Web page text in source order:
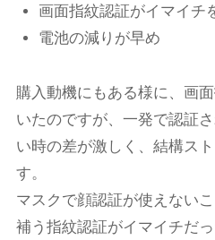
画面指紋認証がイマイチ
電池の減りが早め
購入動機にもある様に、画
いたのですが、一発で認証
い時の差が激しく、結構ス
す。
マスクで顔認証が使えない
補う指紋認証がイマイチだ